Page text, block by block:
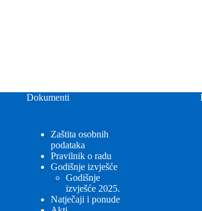
Dokumenti
Zaštita osobnih
podataka
Pravilnik o radu
Godišnje izvješće
Godišnje
izvješće 2025.
Natječaji i ponude